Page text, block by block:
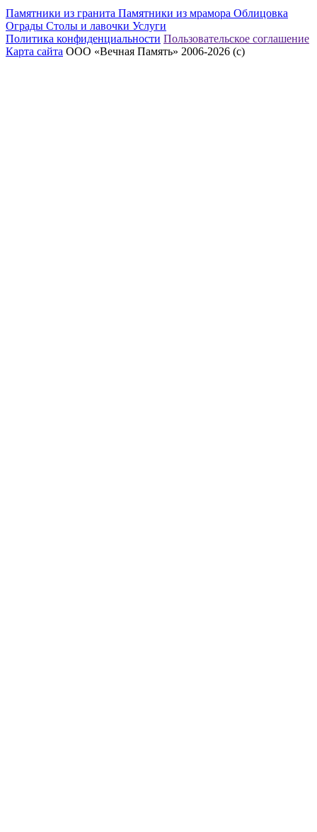
Памятники из гранита Памятники из мрамора Облицовка
Ограды Столы и лавочки Услуги
Политика конфиденциальности Пользовательское соглашение
Карта сайта ООО «Вечная Память» 2006-2026 (с)